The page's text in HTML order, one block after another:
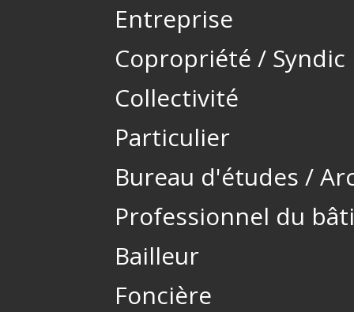
Entreprise
Copropriété / Syndic
Collectivité
Particulier
Bureau d'études /
Professionnel du
Bailleur
Foncière